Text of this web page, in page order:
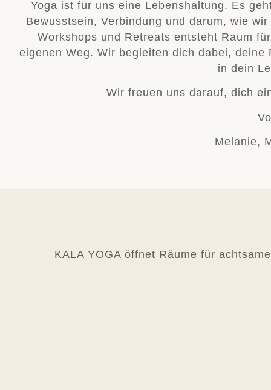
Yoga ist für uns eine Lebenshaltung. Es
Bewusstsein, Verbindung und darum, wie
Workshops und Retreats entsteht Raum
eigenen Weg. Wir begleiten dich dabei,
in dein
Wir freuen uns darauf, dich
Melanie,
KALA YOGA öffnet Räume für